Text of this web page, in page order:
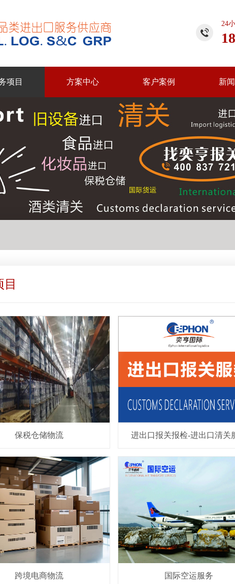
24
项目 方案中心 客户案例 新
目
保税仓储物流 进出口报关报检-进出口清关
跨境电商物流 国际空运服务